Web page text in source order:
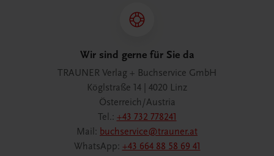
Wir sind gerne für Sie da
TRAUNER Verlag + Buchservice GmbH
Köglstraße 14 | 4020 Linz
Österreich/Austria
Tel.: +43 732 778241
Mail: buchservice@trauner.at
WhatsApp: +43 664 88 58 69 41